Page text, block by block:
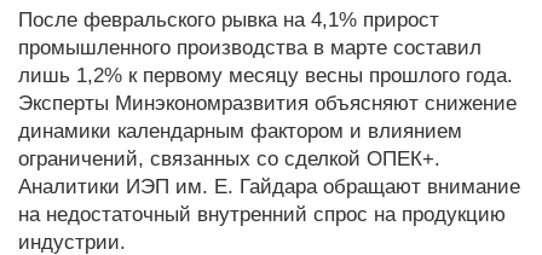
После февральского рывка на 4,1% прирост
промышленного производства в марте составил
лишь 1,2% к первому месяцу весны прошлого года.
Эксперты Минэкономразвития объясняют снижение
динамики календарным фактором и влиянием
ограничений, связанных со сделкой ОПЕК+.
Аналитики ИЭП им. Е. Гайдара обращают внимание
на недостаточный внутренний спрос на продукцию
индустрии.